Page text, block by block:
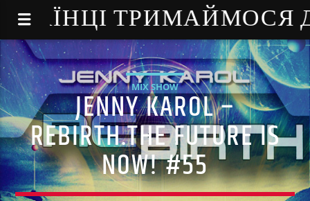
- УКРАЇНЦІ
MIX SHOW
JENNY KAROL –
REBIRTH.THE FUTURE IS
NOW! #55